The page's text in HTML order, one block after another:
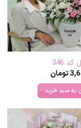
346
تومان
به سبد خرید